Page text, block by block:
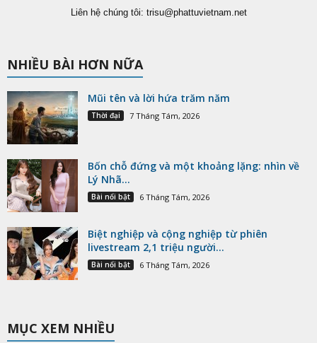
Liên hệ chúng tôi: trisu@phattuvietnam.net
NHIỀU BÀI HƠN NỮA
Mũi tên và lời hứa trăm năm
Thời đại 7 Tháng Tám, 2026
Bốn chỗ đứng và một khoảng lặng: nhìn về
Lý Nhã...
Bài nổi bật 6 Tháng Tám, 2026
Biệt nghiệp và cộng nghiệp từ phiên
livestream 2,1 triệu người...
Bài nổi bật 6 Tháng Tám, 2026
MỤC XEM NHIỀU